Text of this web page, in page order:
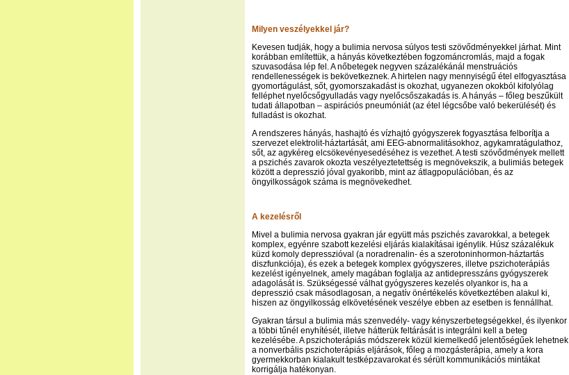
Milyen veszélyekkel jár?
Kevesen tudják, hogy a bulimia nervosa súlyos testi szövődményekkel járhat. Mint
korábban említettük, a hányás következtében fogzománcromlás, majd a fogak
szuvasodása lép fel. A nőbetegek negyven százalékánál menstruációs
rendellenességek is bekövetkeznek. A hirtelen nagy mennyiségű étel elfogyasztása
gyomortágulást, sőt, gyomorszakadást is okozhat, ugyanezen okokból kifolyólag
felléphet nyelőcsőgyulladás vagy nyelőcsőszakadás is. A hányás – főleg beszűkült
tudati állapotban – aspirációs pneumóniát (az étel légcsőbe való bekerülését) és
fulladást is okozhat.
A rendszeres hányás, hashajtó és vízhajtó gyógyszerek fogyasztása felborítja a
szervezet elektrolit-háztartását, ami EEG-abnormalitásokhoz, agykamratágulathoz,
sőt, az agykéreg elcsökevényesedéséhez is vezethet. A testi szövődmények mellett
a pszichés zavarok okozta veszélyeztetettség is megnövekszik, a bulimiás betegek
között a depresszió jóval gyakoribb, mint az átlagpopulációban, és az
öngyilkosságok száma is megnövekedhet.
A kezelésről
Mivel a bulimia nervosa gyakran jár együtt más pszichés zavarokkal, a betegek
komplex, egyénre szabott kezelési eljárás kialakításai igénylik. Húsz százalékuk
küzd komoly depresszióval (a noradrenalin- és a szerotoninhormon-háztartás
diszfunkciója), és ezek a betegek komplex gyógyszeres, illetve pszichoterápiás
kezelést igényelnek, amely magában foglalja az antidepresszáns gyógyszerek
adagolását is. Szükségessé válhat gyógyszeres kezelés olyankor is, ha a
depresszió csak másodlagosan, a negatív önértékelés következtében alakul ki,
hiszen az öngyilkosság elkövetésének veszélye ebben az esetben is fennállhat.
Gyakran társul a bulimia más szenvedély- vagy kényszerbetegségekkel, és ilyenkor
a többi tűnél enyhítését, illetve hátterük feltárását is integrálni kell a beteg
kezelésébe. A pszichoterápiás módszerek közül kiemelkedő jelentőségűek lehetnek
a nonverbális pszichoterápiás eljárások, főleg a mozgásterápia, amely a kora
gyermekkorban kialakult testképzavarokat és sérült kommunikációs mintákat
korrigálja hatékonyan.